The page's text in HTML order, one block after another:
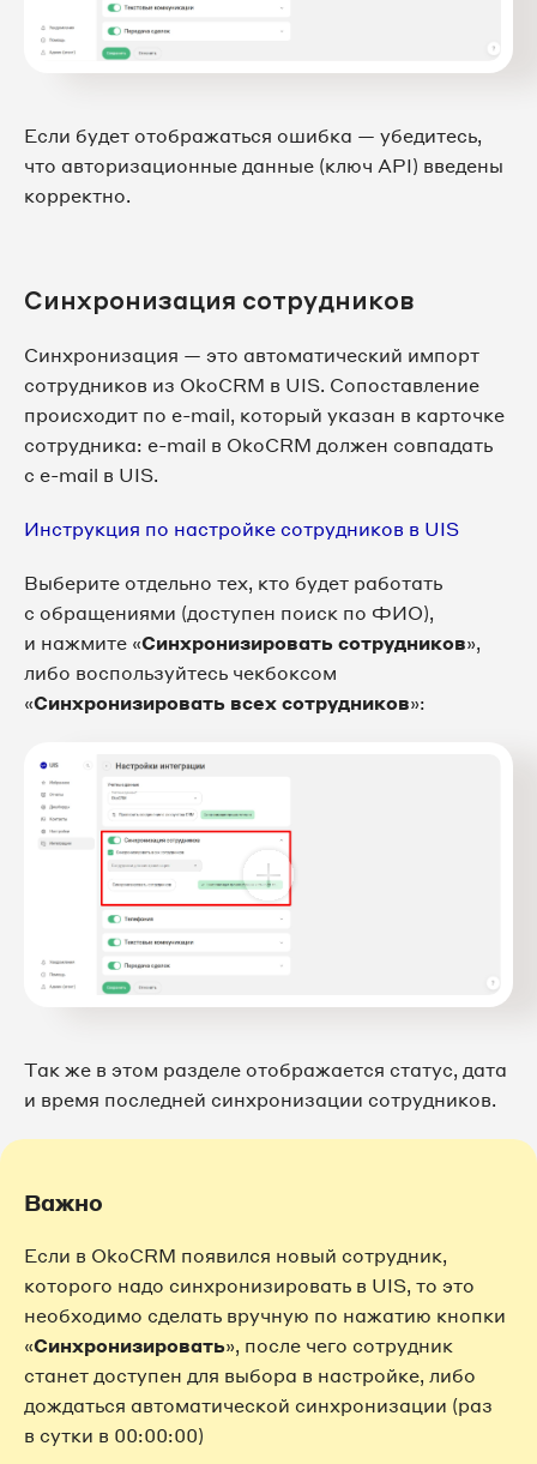
Если будет отображаться ошибка — убедитесь,
что авторизационные данные (ключ API) введены
корректно.
Синхронизация сотрудников
Синхронизация — это автоматический импорт
сотрудников из OkoCRM в UIS. Сопоставление
происходит по e-mail, который указан в карточке
сотрудника: e-mail в OkoCRM должен совпадать
с e-mail в UIS.
Инструкция по настройке сотрудников в UIS
Выберите отдельно тех, кто будет работать
с обращениями (доступен поиск по ФИО),
и нажмите «Синхронизировать сотрудников»,
либо воспользуйтесь чекбоксом
«Синхронизировать всех сотрудников»:
Так же в этом разделе отображается статус, дата
и время последней синхронизации сотрудников.
Важно
Если в OkoCRM появился новый сотрудник,
которого надо синхронизировать в UIS, то это
необходимо сделать вручную по нажатию кнопки
«Синхронизировать», после чего сотрудник
станет доступен для выбора в настройке, либо
дождаться автоматической синхронизации (раз
в сутки в 00:00:00)